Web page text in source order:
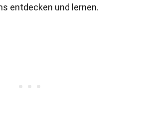
entdecken und lernen.